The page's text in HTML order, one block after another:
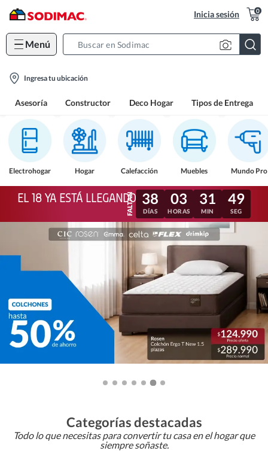
Inicia sesión 0
Menú
location-
Ingresa tu ubicación
Asesoría Constructor Deco Hogar Tipos de Entrega
Electrohogar Hogar Calefacción Muebles Mundo Pro
EL 18 YA ESTÁ LLEGANDO 38
DÍAS
03
HORAS
31
MIN
46
SEG
Categorías destacadas
Todo lo que necesitas para convertir tu casa en el hogar que
siempre soñaste.